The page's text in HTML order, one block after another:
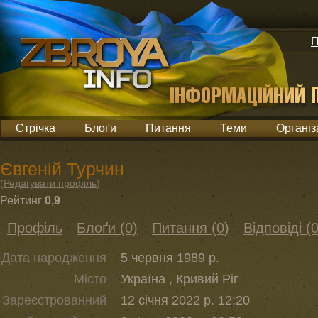
Стрічка Блоґи Питання Теми
Євгеній Турчин
(Редагувати профіль)
Рейтинг 0,9
Профіль Блоґи (0) Питання (0) Відповіді
Дата народження
5 червня 1989 р.
Місто
Україна , Кривий Ріг
Зареєстрованний
12 січня 2022 р. 12:20